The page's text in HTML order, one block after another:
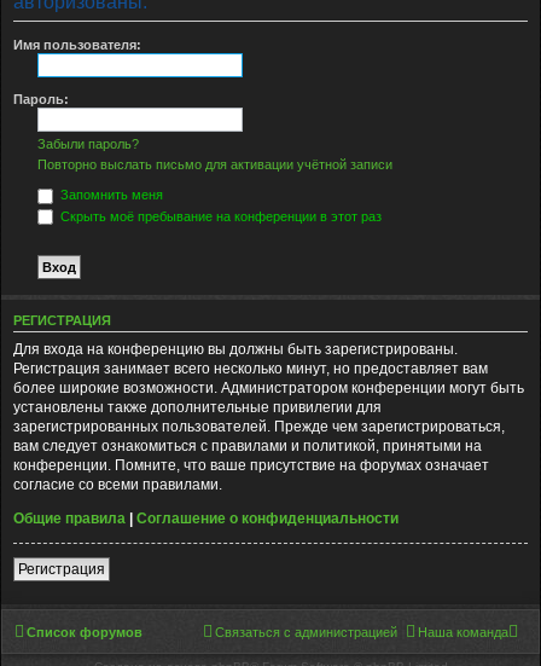
с
Имя пользователя:
Пароль:
Забыли пароль?
Повторно выслать письмо для активации учётной записи
Запомнить меня
Скрыть моё пребывание на конференции в этот раз
РЕГИСТРАЦИЯ
Для входа на конференцию вы должны быть зарегистрированы.
Регистрация занимает всего несколько минут, но предоставляет вам
более широкие возможности. Администратором конференции могут быть
установлены также дополнительные привилегии для
зарегистрированных пользователей. Прежде чем зарегистрироваться,
вам следует ознакомиться с правилами и политикой, принятыми на
конференции. Помните, что ваше присутствие на форумах означает
согласие со всеми правилами.
Общие правила | Соглашение о конфиденциальности
Регистрация
Список форумов Наша команда
Связаться с администрацией